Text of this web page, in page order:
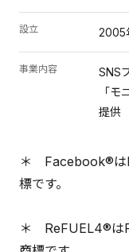
設立 2005
事業内容
SNS
「
提供
＊ Facebook®は
標です。
＊ ReFUEL4®は